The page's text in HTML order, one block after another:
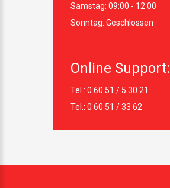
Samstag: 09:00 - 12:00
Sonntag: Geschlossen
Online Support:
Tel.: 0 60 51 / 5 30 21
Tel.: 0 60 51 / 33 62